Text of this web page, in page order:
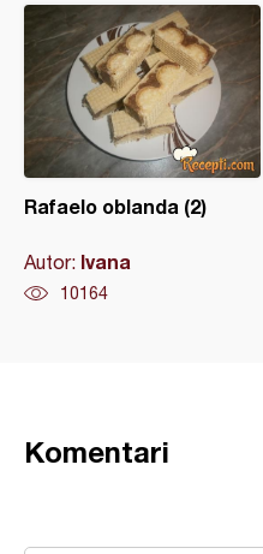
Rafaelo oblanda (2)
Autor: Ivana
10164
Komentari